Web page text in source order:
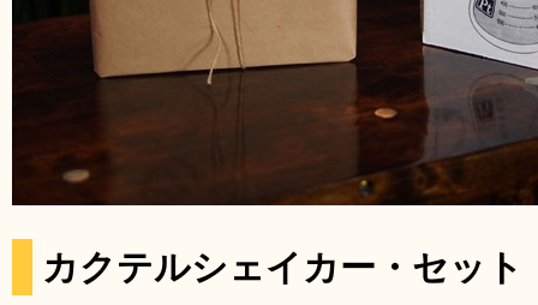
カクテルシェイカー・セット